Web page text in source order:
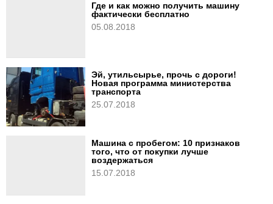
Где и как можно получить машину
фактически бесплатно
05.08.2018
Эй, утильсырье, прочь с дороги!
Новая программа министерства
транспорта
25.07.2018
Машина с пробегом: 10 признаков
того, что от покупки лучше
воздержаться
15.07.2018